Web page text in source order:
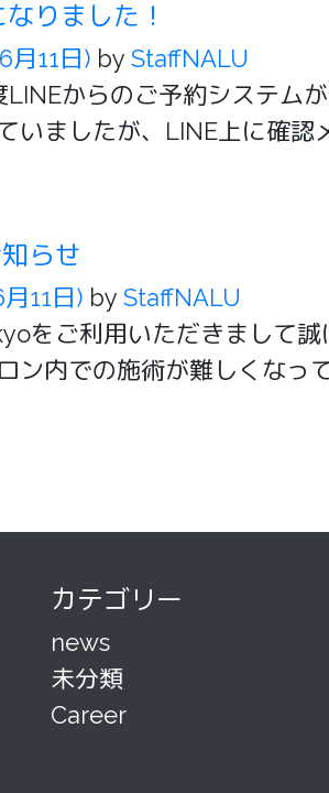
りました！
月11日) by StaffNALU
LINEからのご予約システム
いましたが、LINE上に確
らせ
11日) by StaffNALU
をご利用いただきまして
ン内での施術が難しくなっ
カテゴリー
news
未分類
Career